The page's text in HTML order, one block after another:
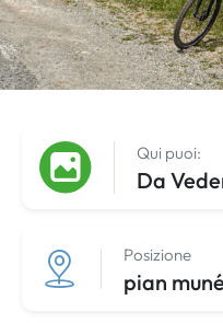
Qui puoi:
Da
Posizione
pian muné